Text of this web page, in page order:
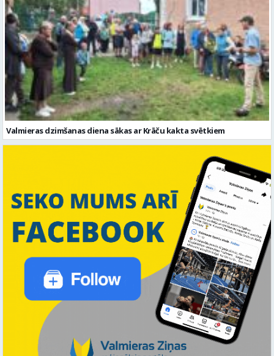
Valmieras dzimšanas diena sākas ar Krāču kakta svētkiem